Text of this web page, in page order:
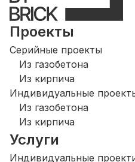
Проекты
Серийные проекты
Из газобетона
Из кирпича
Индивидуальные
Из газобетона
Из кирпича
Услуги
Индивидуальные